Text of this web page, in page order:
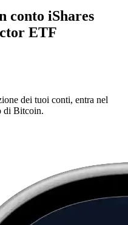
conto iShares
ETF
dei tuoi conti, entra nel
di Bitcoin.